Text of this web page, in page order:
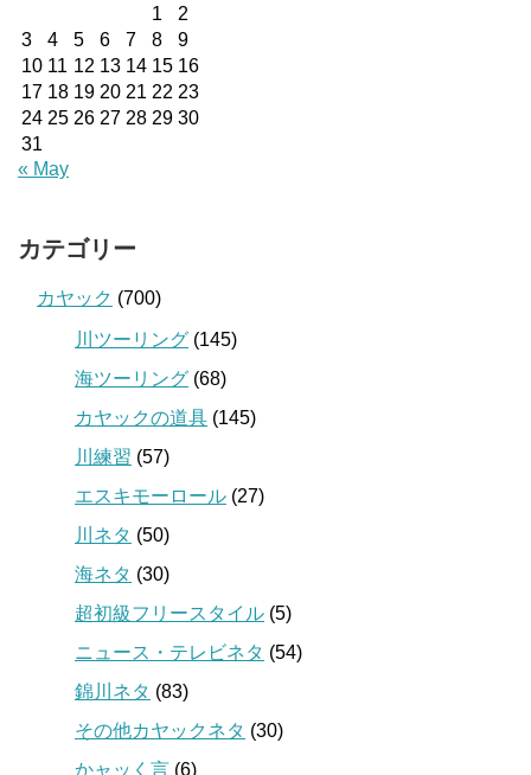
1
2
3
4 5 6 7 8
9
10 11 12 13 14 15 16
17 18 19 20 21 22 23
24 25 26 27 28 29 30
31
« May
カテゴリー
カヤック (700)
川ツーリング (145)
海ツーリング (68)
カヤックの道具 (145)
川練習 (57)
エスキモーロール (27)
川ネタ (50)
海ネタ (30)
超初級フリースタイル (5)
ニュース・テレビネタ (54)
錦川ネタ (83)
その他カヤックネタ (30)
かャッく言 (6)